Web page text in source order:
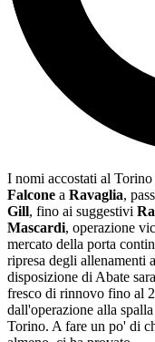
I nomi accostati al
Falcone a Ravaglia,
Gill, fino ai suggestivi
Mascardi, operazione
mercato della porta
ripresa degli allenamenti
disposizione di Abate
fresco di rinnovo fino al
dall'operazione alla
Torino. A fare un po' di